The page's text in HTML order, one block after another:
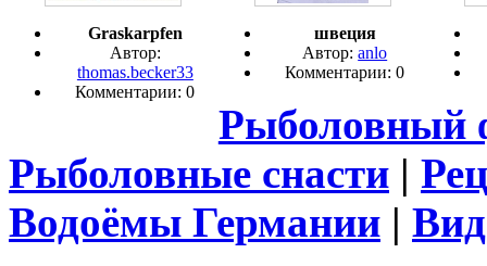
Graskarpfen
Автор:
thomas.becker33
Комментарии: 0
швеция
Автор:anlo
Комментарии: 0
Рыболовный
Рыболовные снасти |
Водоёмы Германии |